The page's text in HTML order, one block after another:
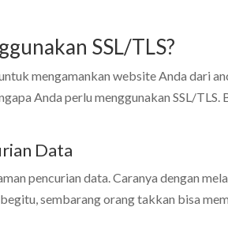
SSL/TLS?
mengamankan website Anda dari
Anda perlu menggunakan SSL/TLS.
Data
pencurian data. Caranya dengan
sembarang orang takkan bisa